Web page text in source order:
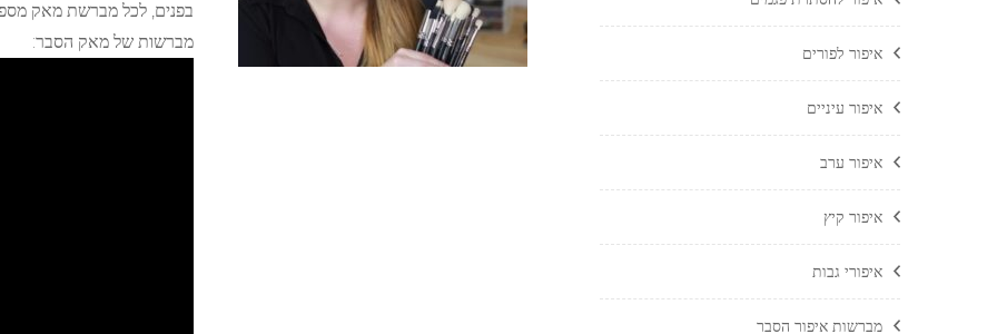
בפנים, לכל מברשת מאק
מברשות של מאק הסבר:
איפור לפורים
איפור עיניים
איפור ערב
איפור קיץ
איפורי גבות
מברשות איפור הסבר